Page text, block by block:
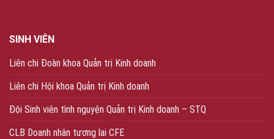
SINH VIÊN
Liên chi Đoàn khoa Quản trị Kinh doanh
Liên chi Hội khoa Quản trị Kinh doanh
Đội Sinh viên tình nguyện Quản trị Kinh doanh – STQ
CLB Doanh nhân tương lai CFE